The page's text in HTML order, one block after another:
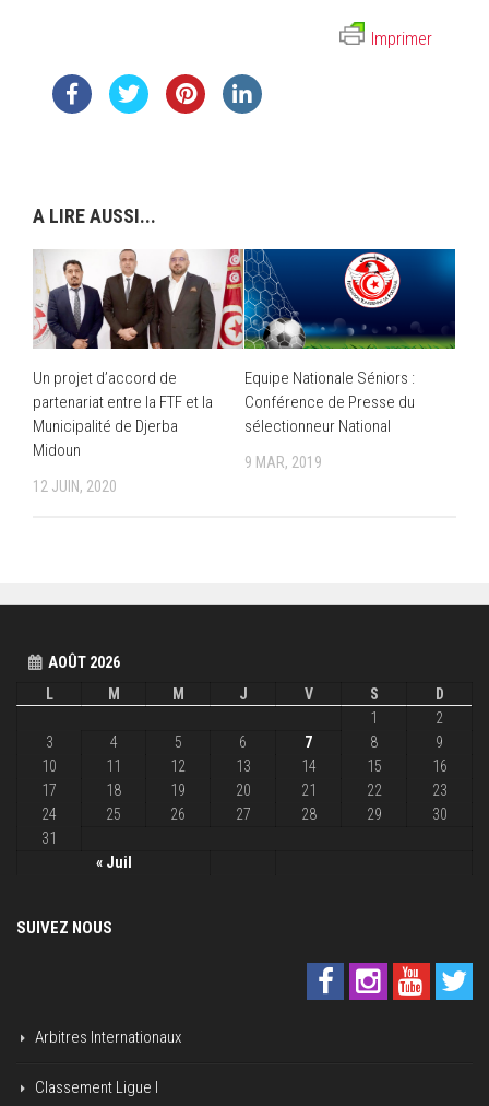
Imprimer
A LIRE AUSSI...
Un projet d’accord de
partenariat entre la FTF et la
Municipalité de Djerba
Midoun
12 JUIN, 2020
Equipe Nationale Séniors :
Conférence de Presse du
sélectionneur National
9 MAR, 2019
AOÛT 2026
L
M M J V S D
« Juil
1
2
3
4 5 6 7 8
9
10
11 12 13 14 15
16
17
18 19 20 21 22
23
24
25 26 27 28 29
30
31
SUIVEZ NOUS
Arbitres Internationaux
Classement Ligue I